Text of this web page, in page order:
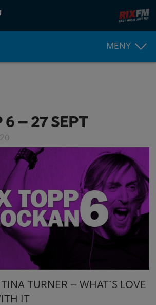
MENY
6 – 27 SEPT
TURNER – WHAT´S LOVE
IT